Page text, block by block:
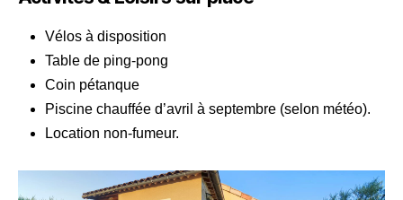
Vélos à disposition
Table de ping-pong
Coin pétanque
Piscine chauffée d’avril à septembre (selon météo).
Location non-fumeur.